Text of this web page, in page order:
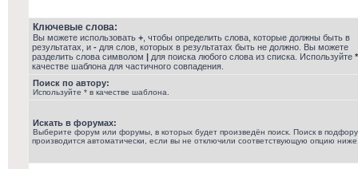
Ключевые слова:
Вы можете использовать + , чтобы определить слова, которые должны быть в
результатах, и - для слов, которых в результатах быть не должно. Вы можете
разделить слова символом | для поиска любого слова из списка. Используйте *
качестве шаблона для частичного совпадения.
Поиск по автору:
Используйте * в качестве шаблона.
Искать в форумах:
Выберите форум или форумы, в которых будет произведён поиск. Поиск в
производится автоматически, если вы не отключили соответствующую опцию